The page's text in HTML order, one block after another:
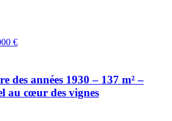
€
des années 1930 – 137 m² –
au cœur des vignes